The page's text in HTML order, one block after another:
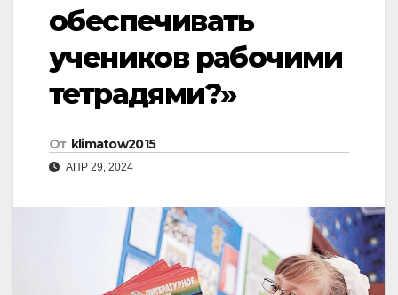
обеспечивать
учеников рабочими
тетрадями?»
От klimatow2015
АПР 29, 2024